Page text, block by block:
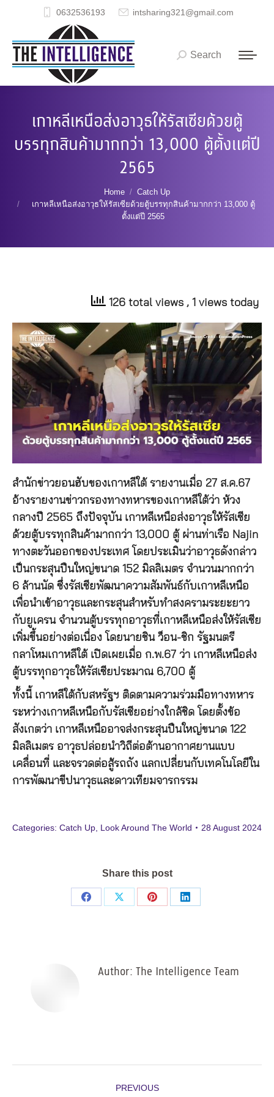
0632536193 intsharing321@gmail.com
Search:
Search
เกาหลีเหนือส่งอาวุธให้รัสเซียด้วยตู้
บรรทุกสินค้ามากกว่า 13,000 ตู้ตั้งแต่ปี
2565
Home
Catch Up
เกาหลีเหนือส่งอาวุธให้รัสเซียด้วยตู้บรรทุกสินค้ามากกว่า 13,000 ตู้
ตั้งแต่ปี 2565
126 total views , 1 views today
สำนักข่าวยอนฮับของเกาหลีใต้ รายงานเมื่อ 27 ส.ค.67
อ้างรายงานข่าวกรองทางทหารของเกาหลีใต้ว่า ห้วง
กลางปี 2565 ถึงปัจจุบัน เกาหลีเหนือส่งอาวุธให้รัสเซีย
ด้วยตู้บรรทุกสินค้ามากกว่า 13,000 ตู้ ผ่านท่าเรือ Najin
ทางตะวันออกของประเทศ โดยประเมินว่าอาวุธดังกล่าว
เป็นกระสุนปืนใหญ่ขนาด 152 มิลลิเมตร จำนวนมากกว่า
6 ล้านนัด ซึ่งรัสเซียพัฒนาความสัมพันธ์กับเกาหลีเหนือ
เพื่อนำเข้าอาวุธและกระสุนสำหรับทำสงครามระยะยาว
กับยูเครน จำนวนตู้บรรทุกอาวุธที่เกาหลีเหนือส่งให้รัสเซีย
เพิ่มขึ้นอย่างต่อเนื่อง โดยนายชิน ว็อน-ชิก รัฐมนตรี
กลาโหมเกาหลีใต้ เปิดเผยเมื่อ ก.พ.67 ว่า เกาหลีเหนือส่ง
ตู้บรรทุกอาวุธให้รัสเซียประมาณ 6,700 ตู้
ทั้งนี้ เกาหลีใต้กับสหรัฐฯ ติดตามความร่วมมือทางทหาร
ระหว่างเกาหลีเหนือกับรัสเซียอย่างใกล้ชิด โดยตั้งข้อ
สังเกตว่า เกาหลีเหนืออาจส่งกระสุนปืนใหญ่ขนาด 122
มิลลิเมตร อาวุธปล่อยนำวิถีต่อต้านอากาศยานแบบ
เคลื่อนที่ และจรวดต่อสู้รถถัง แลกเปลี่ยนกับเทคโนโลยีใน
การพัฒนาขีปนาวุธและดาวเทียมจารกรรม
Categories: Catch Up Look Around The World 28 August 2024
Share this post
Share
Share
Share
Share
Author: The Intelligence Team
PREVIOUS